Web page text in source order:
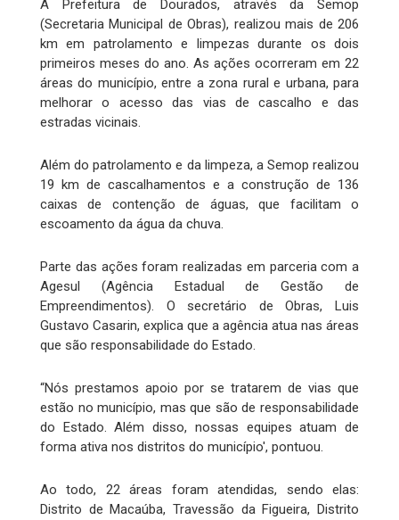
A Prefeitura de Dourados, através da Semop
(Secretaria Municipal de Obras), realizou mais de 206
km em patrolamento e limpezas durante os dois
primeiros meses do ano. As ações ocorreram em 22
áreas do município, entre a zona rural e urbana, para
melhorar o acesso das vias de cascalho e das
estradas vicinais.
Além do patrolamento e da limpeza, a Semop realizou
19 km de cascalhamentos e a construção de 136
caixas de contenção de águas, que facilitam o
escoamento da água da chuva.
Parte das ações foram realizadas em parceria com a
Agesul (Agência Estadual de Gestão de
Empreendimentos). O secretário de Obras, Luis
Gustavo Casarin, explica que a agência atua nas áreas
que são responsabilidade do Estado.
“Nós prestamos apoio por se tratarem de vias que
estão no município, mas que são de responsabilidade
do Estado. Além disso, nossas equipes atuam de
forma ativa nos distritos do município', pontuou.
Ao todo, 22 áreas foram atendidas, sendo elas:
Distrito de Macaúba, Travessão da Figueira, Distrito